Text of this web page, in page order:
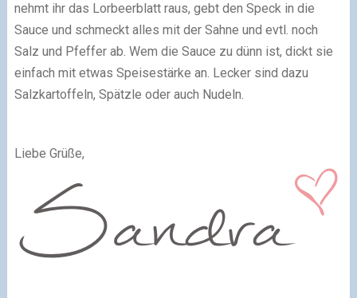
nehmt ihr das Lorbeerblatt raus, gebt den Speck in die
Sauce und schmeckt alles mit der Sahne und evtl. noch
Salz und Pfeffer ab. Wem die Sauce zu dünn ist, dickt sie
einfach mit etwas Speisestärke an. Lecker sind dazu
Salzkartoffeln, Spätzle oder auch Nudeln.
Liebe Grüße,